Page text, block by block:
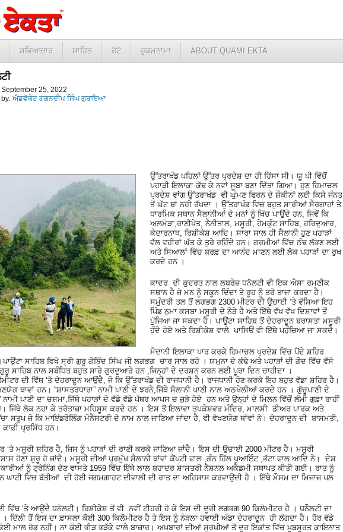
ਸਭਿਆਚਾਰ ਸਾਹਿਤ ਫੋਟੋ ਹੁਕਮਨਾਮਾ ABOUT QUAMI EKTA
September 25, 2022
by: ਐਡਵੋਕੇਟ ਗਗਨਦੀਪ ਸਿੰਘ ਗੁਰਾਇਆ
ਉੱਤਰਾਖੰਡ ਪਹਿਲਾਂ ਉੱਤਰ ਪ੍ਰਦੇਸ਼ ਦਾ ਹੀ ਹਿੱਸਾ ਸੀ। ਯੂ ਪੀ ਵਿੱਚੋਂ
ਪਹਾੜੀ ਇਲਾਕਾ ਕੱਢ ਕੇ ਨਵਾਂ ਸੂਬਾ ਬਣਾ ਦਿੱਤਾ ਗਿਆ। ਹੁਣ ਹਿਮਾਚਲ
ਪ੍ਰਦੇਸ਼ ਵਾਂਗ ਉੱਤਰਾਖੰਡ ਵੀ ਘੁੰਮਣ ਫਿਰਨ ਦੇ ਸ਼ੌਕੀਨਾਂ ਲਈ ਕਿਸੇ ਜੰਨਤ
ਤੋਂ ਘੱਟ ਥਾਂ ਨਹੀ ਰੱਖਦਾ । ਉੱਤਰਾਖੰਡ ਵਿਚ ਬਹੁਤ ਸਾਰੀਆਂ ਸੈਰਗਾਹਾਂ ਤੇ
ਧਾਰਮਿਕ ਸਥਾਨ ਸੈਲਾਨੀਆਂ ਦੇ ਮਨਾਂ ਨੂੰ ਖਿੱਚ ਪਾਉਂਦੇ ਹਨ, ਜਿਵੇਂ ਕਿ
ਅਲਮੋੜਾ,ਰਾਣੀਖੇਤ, ਨੈਨੀਤਾਲ, ਮਸੂਰੀ, ਹੇਮਕੁੰਟ ਸਾਹਿਬ, ਹਰਿਦੁਆਰ,
ਕੇਦਾਰਨਾਥ, ਰਿਸ਼ੀਕੇਸ਼ ਆਦਿ। ਸਾਰਾ ਸਾਲ ਹੀ ਸੈਲਾਨੀ ਹੁਣ ਪਹਾੜਾਂ
ਵੱਲ ਵਹੀਰਾਂ ਘੱਤ ਕੇ ਤੁਰੇ ਰਹਿੰਦੇ ਹਨ। ਗਰਮੀਆਂ ਵਿੱਚ ਠੰਢ ਲੱਭਣ ਲਈ
ਅਤੇ ਸਿਆਲਾਂ ਵਿੱਚ ਬਰਫ਼ ਦਾ ਆਨੰਦ ਮਾਣਨ ਲਈ ਲੋਕ ਪਹਾੜਾਂ ਦਾ ਰੁਖ
ਕਰਦੇ ਹਨ ।
ਕਾਦਰ ਦੀ ਕੁਦਰਤ ਨਾਲ ਲਬਰੇਜ਼ ਧਨੋਲਟੀ ਵੀ ਇਕ ਐਸਾ ਰਮਣੀਕ
ਸਥਾਨ ਹੈ ਜੋ ਮਨ ਨੂੰ ਸਕੂਨ ਦਿੰਦਾ ਤੇ ਰੂਹ ਨੂੰ ਤਰੋ ਤਾਜ਼ਾ ਕਰਦਾ ਹੈ।
ਸਮੁੰਦਰੀ ਤਲ ਤੋਂ ਲਗਭਗ 2300 ਮੀਟਰ ਦੀ ਉਚਾਈ ‘ਤੇ ਵੱਸਿਆ ਇਹ
ਪਿੰਡ ਨੁਮਾ ਕਸਬਾ ਮਸੂਰੀ ਦੇ ਨੇੜੇ ਹੈ ਅਤੇ ਇੱਥੇ ਵੱਖ ਵੱਖ ਦਿਸ਼ਾਵਾਂ ਤੋਂ
ਪੁੱਜਿਆ ਜਾ ਸਕਦਾ ਹੈ। ਪਾਉਂਟਾ ਸਾਹਿਬ ਤੋਂ ਦੇਹਰਾਦੂਨ ਬਰਾਸਤਾ ਮਸੂਰੀ
ਹੁੰਦੇ ਹੋਏ ਅਤੇ ਰਿਸ਼ੀਕੇਸ਼ ਵਾਲੇ ਪਾਸਿਓਂ ਵੀ ਇੱਥੇ ਪਹੁੰਚਿਆ ਜਾ ਸਕਦੈ।
ਮੈਦਾਨੀ ਇਲਾਕਾ ਪਾਰ ਕਰਕੇ ਹਿਮਾਚਲ ਪ੍ਰਦੇਸ਼ ਵਿੱਚ ਪੈਂਦੇ ਸ਼ਹਿਰ
ਸਾਹਿਬ ਵਿਖੇ ਸ੍ਰੀ ਗੁਰੂ ਗੋਬਿੰਦ ਸਿੰਘ ਜੀ ਲਗਭਗ ਚਾਰ ਸਾਲ ਰਹੇ । ਯਮੁਨਾ ਦੇ ਕੰਢੇ ਅਤੇ ਪਹਾੜਾਂ ਦੀ ਗੋਦ ਵਿੱਚ ਵੱਸੇ
ਸਾਹਿਬ ਨਾਲ ਸਬੰਧਿਤ ਬਹੁਤ ਸਾਰੇ ਗੁਰਦੁਆਰੇ ਹਨ ,ਜਿਨ੍ਹਾਂ ਦੇ ਦਰਸ਼ਨ ਕਰਨ ਲਈ ਪੂਰਾ ਦਿਨ ਚਾਹੀਦਾ ।
ਦੀ ਵਿੱਥ ‘ਤੇ ਦੇਹਰਾਦੂਨ ਆਉਂਦੈ, ਜੋ ਕਿ ਉੱਤਰਾਖੰਡ ਦੀ ਰਾਜਧਾਨੀ ਹੈ। ਰਾਜਧਾਨੀ ਹੋਣ ਕਰਕੇ ਇਹ ਬਹੁਤ ਵੱਡਾ ਸ਼ਹਿਰ ਹੈ।
ਥਾਵਾਂ ਹਨ। “ਸ਼ਾਸਤਰਧਾਰਾ” ਨਾਮੀ ਪਾਣੀ ਦੇ ਝਰਨੇ,ਜਿੱਥੇ ਸੈਲਾਨੀ ਪਾਣੀ ਨਾਲ ਅਠਖੇਲੀਆਂ ਕਰਦੇ ਹਨ । ਗੁੱਚੂਪਾਣੀ ਦੇ
ਨਾਮੀ ਪਾਣੀ ਦਾ ਚਸ਼ਮਾ,ਜਿੱਥੇ ਪਹਾੜਾਂ ਦੇ ਵੱਡੇ ਵੱਡੇ ਪੱਥਰ ਆਪਸ ਚ ਜੁੜੇ ਹੋਏ ਹਨ ਅਤੇ ਉਨ੍ਹਾਂ ਦੇ ਮਿਲਨ ਵਿੱਚੋਂ ਲੰਮੀ ਗੁਫ਼ਾ ਰਾਹੀਂ
ਹੈ। ਜਿੱਥੇ ਲੋਕ ਨਹਾ ਕੇ ਤਰੋਤਾਜ਼ਾ ਮਹਿਸੂਸ ਕਰਦੇ ਹਨ । ਇਸ ਤੋਂ ਇਲਾਵਾ ਤਪਕੇਸ਼ਵਰ ਮੰਦਿਰ, ਮਾਲਸੀ ਡੀਅਰ ਪਾਰਕ ਅਤੇ
ਸਤੂਪ ਜੋ ਕਿ ਮਾਇਂਡਰੋਲਿੰਗ ਮੋਨੈਸਟਰੀ ਦੇ ਨਾਮ ਨਾਲ ਜਾਣਿਆ ਜਾਂਦਾ ਹੈ, ਵੀ ਵੇਖਣਯੋਗ ਥਾਂਵਾਂ ਨੇ। ਦੇਹਰਾਦੂਨ ਦੀ ਬਾਸਮਤੀ,
ਪ੍ਰਸਿੱਧ ਹਨ।
‘ਤੇ ਮਸੂਰੀ ਸ਼ਹਿਰ ਹੈ, ਜਿਸ ਨੂੰ ਪਹਾੜਾਂ ਦੀ ਰਾਣੀ ਕਰਕੇ ਜਾਣਿਆ ਜਾਂਦੈ। ਇਸ ਦੀ ਉਚਾਈ 2000 ਮੀਟਰ ਹੈ। ਮਸੂਰੀ
ਹੋਣਾ ਸ਼ੁਰੂ ਹੋ ਜਾਂਦੈ। ਮਸੂਰੀ ਦੀਆਂ ਪ੍ਰਮੁੱਖ ਸੈਲਾਨੀ ਥਾਂਵਾਂ ਕੈਂਪਟੀ ਫਾਲ ,ਗੰਨ ਹਿੱਲ ਪੁਆਇੰਟ ,ਭੱਟਾ ਫਾਲ ਆਦਿ ਨੇ। ਦੇਸ਼
ਨੂੰ ਟ੍ਰੇਨਿੰਗ ਦੇਣ ਵਾਸਤੇ 1959 ਵਿੱਚ ਇੱਥੇ ਲਾਲ ਬਹਾਦਰ ਸ਼ਾਸਤਰੀ ਨੈਸ਼ਨਲ ਅਕੈਡਮੀ ਸਥਾਪਤ ਕੀਤੀ ਗਈ। ਰਾਤ ਨੂੰ
ਵਿਚ ਬੱਤੀਆਂ ਦੀ ਹੋਈ ਜਗਮਗਾਹਟ ਦੀਵਾਲੀ ਦੀ ਰਾਤ ਦਾ ਅਹਿਸਾਸ ਕਰਵਾਉਂਦੀ ਹੈ । ਇੱਥੇ ਮੌਸਮ ਦਾ ਮਿਜਾਜ਼ ਪਲ
ਵਿੱਥ ‘ਤੇ ਆਉਂਦੈ ਧਨੋਲਟੀ। ਰਿਸ਼ੀਕੇਸ਼ ਤੋਂ ਵੀ ਨਵੀਂ ਟੀਹਰੀ ਹੋ ਕੇ ਇਸ ਦੀ ਦੂਰੀ ਲਗਭਗ 90 ਕਿਲੋਮੀਟਰ ਹੈ । ਧਨੌਲਟੀ ਦਾ
। ਦਿੱਲੀ ਤੋਂ ਇਸ ਦਾ ਫ਼ਾਸਲਾ ਕੋਈ 300 ਕਿਲੋਮੀਟਰ ਹੈ ਤੇ ਇਸ ਨੂੰ ਨੇੜਲਾ ਹਵਾਈ ਅੱਡਾ ਦੇਹਰਾਦੂਨ ਹੀ ਲੱਗਦਾ ਹੈ। ਹੋਰ ਵੱਡੇ
ਮਾਲ ਰੋਡ ਨਹੀਂ। ਨਾ ਕੋਈ ਭੀੜ ਭੜੱਕੇ ਵਾਲੇ ਬਾਜ਼ਾਰ। ਅਖ਼ਬਾਰਾਂ ਦੀਆਂ ਸੁਰਖੀਆਂ ਤੋਂ ਦੂਰ ਇਕਾਂਤ ਵਿੱਚ ਖ਼ੂਬਸੂਰਤ ਕਾਇਨਾਤ